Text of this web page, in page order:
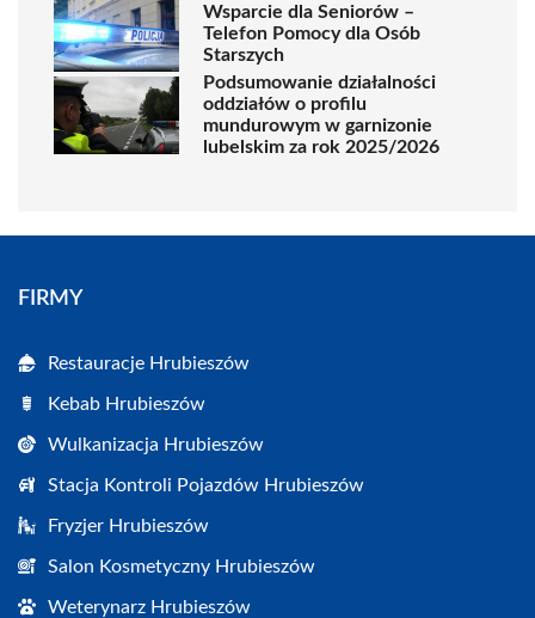
Wsparcie dla Seniorów –
Telefon Pomocy dla Osób
Starszych
Podsumowanie działalności
oddziałów o profilu
mundurowym w garnizonie
lubelskim za rok 2025/2026
FIRMY
Restauracje Hrubieszów
Kebab Hrubieszów
Wulkanizacja Hrubieszów
Stacja Kontroli Pojazdów Hrubieszów
Fryzjer Hrubieszów
Salon Kosmetyczny Hrubieszów
Weterynarz Hrubieszów